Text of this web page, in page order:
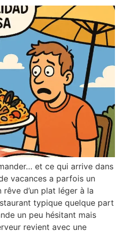
et ce qui arrive dans
vacances a parfois un
d’un plat léger à la
typique quelque part
un peu hésitant mais
revient avec une